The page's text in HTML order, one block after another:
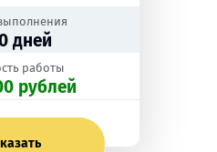
дней
работы
рублей